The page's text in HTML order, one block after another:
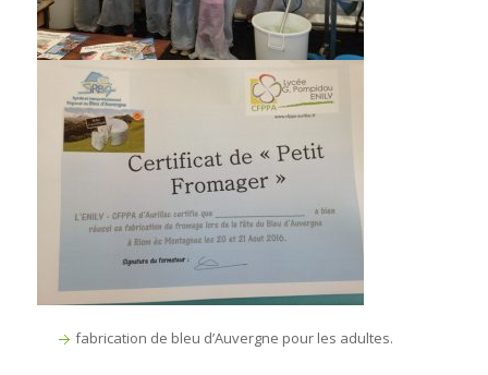
fabrication de bleu d’Auvergne pour les adultes.